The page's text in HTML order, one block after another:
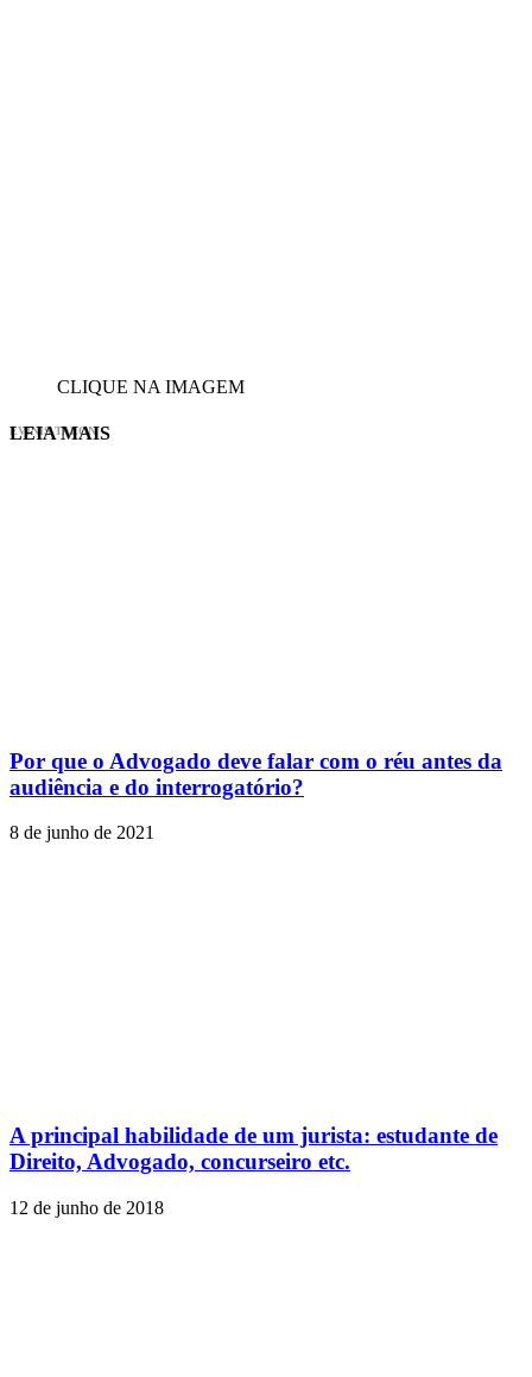
CLIQUE NA IMAGEM
EVINIS TALON
LEIA MAIS
Por que o Advogado deve falar com o réu antes da
audiência e do interrogatório?
8 de junho de 2021
A principal habilidade de um jurista: estudante de
Direito, Advogado, concurseiro etc.
12 de junho de 2018